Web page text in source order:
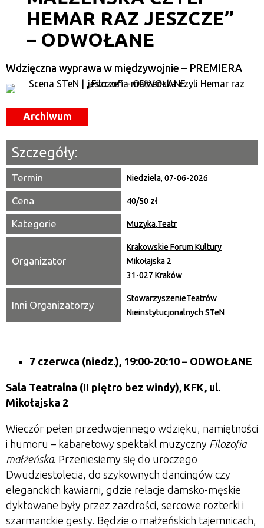
Trwające w zakresie
—
Miejsce
Organizator
HEMAR RAZ JESZCZE’’
– ODWOŁANE
Wdzięczna wyprawa w międzywojnie – PREMIERA
Archiwum
Szczegóły:
Termin Niedziela, 07-06-2026
Cena 40/50 zł
Kategorie Muzyka,Teatr
Organizator
Krakowskie Forum Kultury
Mikołajska 2
31-027 Kraków
Inni Organizatorzy
StowarzyszenieTeatrów
Nieinstytucjonalnych STeN
7 czerwca (niedz.), 19:00-20:10 – ODWOŁANE
Sala Teatralna (II piętro bez windy), KFK, ul.
Mikołajska 2
Wieczór pełen przedwojennego wdzięku, namiętności
i humoru – kabaretowy spektakl muzyczny Filozofia
małżeńska. Przeniesiemy się do uroczego
Dwudziestolecia, do szykownych dancingów czy
eleganckich kawiarni, gdzie relacje damsko-męskie
dyktowane były przez zazdrości, sercowe rozterki i
szarmanckie gesty. Będzie o małżeńskich tajemnicach,